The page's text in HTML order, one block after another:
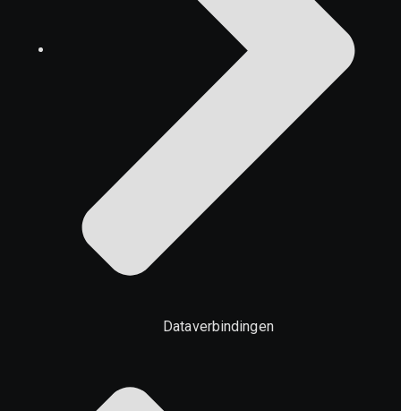
Dataverbindingen